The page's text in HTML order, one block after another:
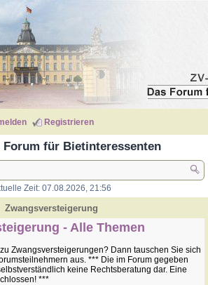
Registrieren
Forum für Bietinteressenten
Zeit: 07.08.2026, 21:56
Zwangsversteigerung
- Alle Themen
Zwangsversteigerungen? Dann tauschen Sie sich
aus. *** Die im Forum gegeben
keine Rechtsberatung dar. Eine
***